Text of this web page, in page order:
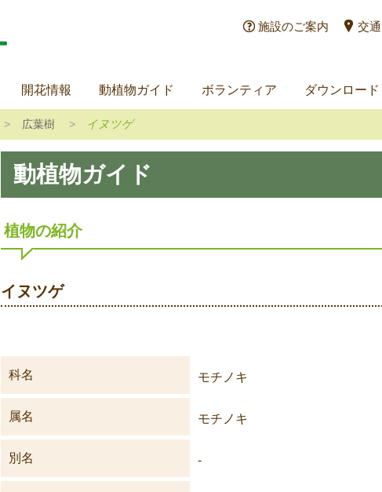
施設のご案内 交
開花情報 動植物ガイド ボランティア ダウンロード
広葉樹 イヌツゲ
動植物ガイド
植物の紹介
イヌツゲ
科名 モチノキ
属名 モチノキ
別名 -